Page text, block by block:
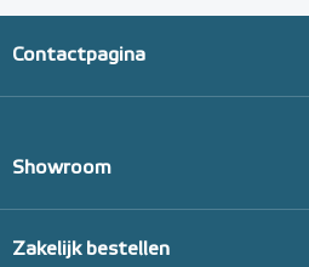
Contactpagina
Showroom
Zakelijk bestellen